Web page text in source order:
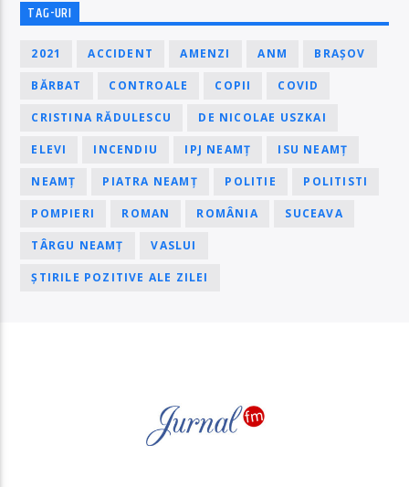
TAG-URI
2021 ACCIDENT AMENZI ANM BRAȘOV
BĂRBAT CONTROALE COPII COVID
CRISTINA RĂDULESCU DE NICOLAE USZKAI
ELEVI INCENDIU IPJ NEAMȚ ISU NEAMȚ
NEAMȚ PIATRA NEAMȚ POLITIE POLITISTI
POMPIERI ROMAN ROMÂNIA SUCEAVA
TÂRGU NEAMȚ VASLUI
ȘTIRILE POZITIVE ALE ZILEI